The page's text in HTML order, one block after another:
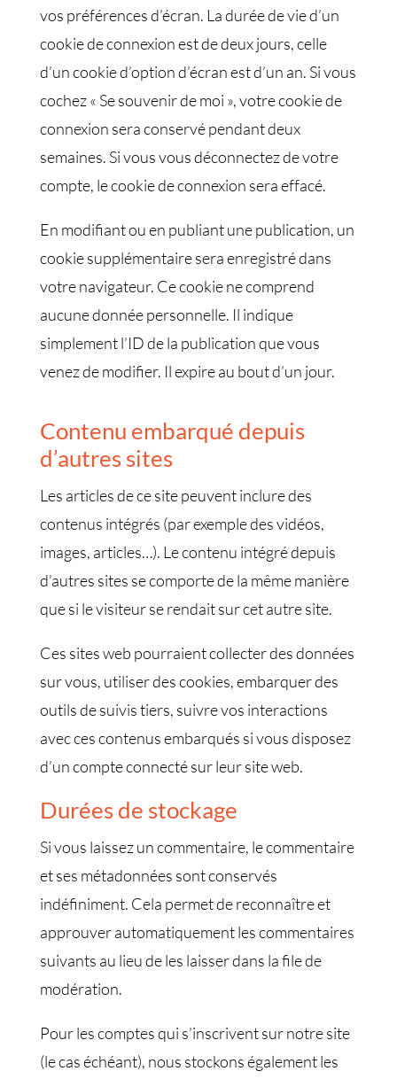
vos préférences d’écran. La durée de vie d’un
cookie de connexion est de deux jours, celle
d’un cookie d’option d’écran est d’un an. Si vous
cochez « Se souvenir de moi », votre cookie de
connexion sera conservé pendant deux
semaines. Si vous vous déconnectez de votre
compte, le cookie de connexion sera effacé.
En modifiant ou en publiant une publication, un
cookie supplémentaire sera enregistré dans
votre navigateur. Ce cookie ne comprend
aucune donnée personnelle. Il indique
simplement l’ID de la publication que vous
venez de modifier. Il expire au bout d’un jour.
Contenu embarqué depuis
d’autres sites
Les articles de ce site peuvent inclure des
contenus intégrés (par exemple des vidéos,
images, articles…). Le contenu intégré depuis
d’autres sites se comporte de la même manière
que si le visiteur se rendait sur cet autre site.
Ces sites web pourraient collecter des données
sur vous, utiliser des cookies, embarquer des
outils de suivis tiers, suivre vos interactions
avec ces contenus embarqués si vous disposez
d’un compte connecté sur leur site web.
Durées de stockage
Si vous laissez un commentaire, le commentaire
et ses métadonnées sont conservés
indéfiniment. Cela permet de reconnaître et
approuver automatiquement les commentaires
suivants au lieu de les laisser dans la file de
modération.
Pour les comptes qui s’inscrivent sur notre site
(le cas échéant), nous stockons également les